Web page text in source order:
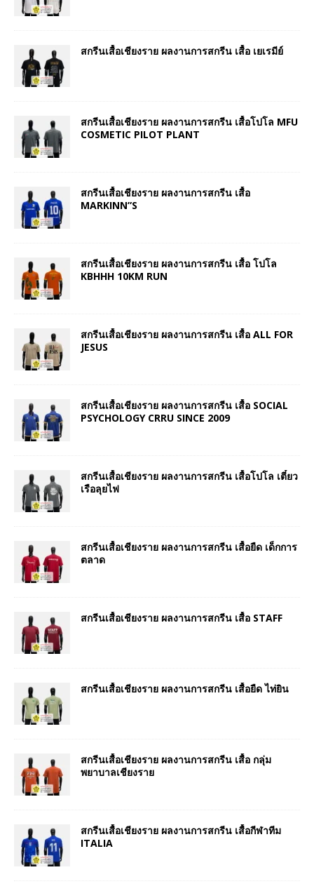
สกรีนเสื้อเชียงราย ผลงานการสกรีน เสื้อ เยเรมีย์
สกรีนเสื้อเชียงราย ผลงานการสกรีน เสื้อโปโล MFU
COSMETIC PILOT PLANT
สกรีนเสื้อเชียงราย ผลงานการสกรีน เสื้อ
MARKINN”S
สกรีนเสื้อเชียงราย ผลงานการสกรีน เสื้อ โปโล
KBHHH 10KM RUN
สกรีนเสื้อเชียงราย ผลงานการสกรีน เสื้อ ALL FOR
JESUS
สกรีนเสื้อเชียงราย ผลงานการสกรีน เสื้อ SOCIAL
PSYCHOLOGY CRRU SINCE 2009
สกรีนเสื้อเชียงราย ผลงานการสกรีน เสื้อโปโล เตี๋ยว
เรือลุยไฟ
สกรีนเสื้อเชียงราย ผลงานการสกรีน เสื้อยืด เด็กการ
ตลาด
สกรีนเสื้อเชียงราย ผลงานการสกรีน เสื้อ STAFF
สกรีนเสื้อเชียงราย ผลงานการสกรีน เสื้อยืด ไท่ยิน
สกรีนเสื้อเชียงราย ผลงานการสกรีน เสื้อ กลุ่ม
พยาบาลเชียงราย
สกรีนเสื้อเชียงราย ผลงานการสกรีน เสื้อกีฬาทีม
ITALIA